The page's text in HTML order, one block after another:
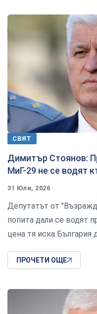
СВЯТ
Димитър Стоянов:
МиГ-29 не се водят
31 Юли, 2026
Депутатът от
попита дали се водят
цена тя иска България
ПРОЧЕТИ ОЩЕ